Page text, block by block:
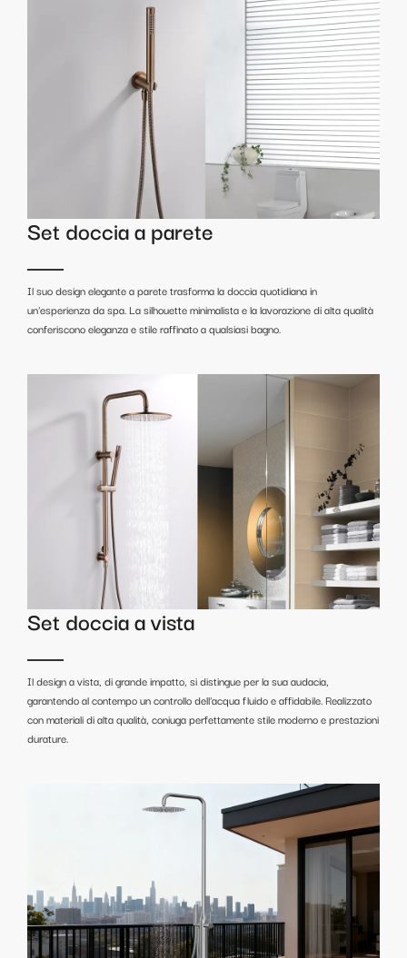
Set doccia a parete
Il suo design elegante a parete trasforma la doccia quotidiana in
un'esperienza da spa. La silhouette minimalista e la lavorazione di alta qualità
conferiscono eleganza e stile raffinato a qualsiasi bagno.
Set doccia a vista
Il design a vista, di grande impatto, si distingue per la sua audacia,
garantendo al contempo un controllo dell'acqua fluido e affidabile. Realizzato
con materiali di alta qualità, coniuga perfettamente stile moderno e prestazioni
durature.